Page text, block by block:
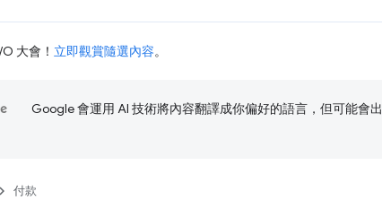
大會！ 立即觀賞隨選內容。
Google 會運用 AI 技術將內容翻譯成你偏好的語言，但可能會出
付款